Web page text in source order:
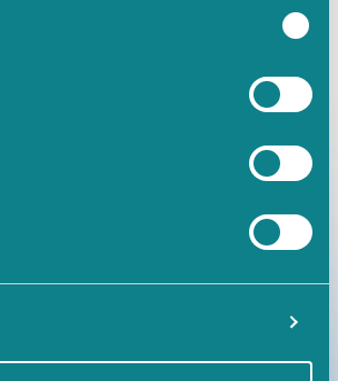
(https://www.trimm.nl/
(https://
www.trimm.nl/
www.trimm.nl/